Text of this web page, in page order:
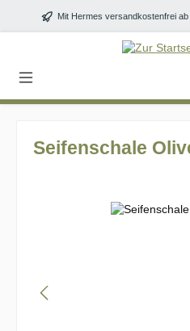
Zum Hauptinhalt springen
Mit Hermes versandkostenfrei
Seifenschale
Bildergalerie überspringen